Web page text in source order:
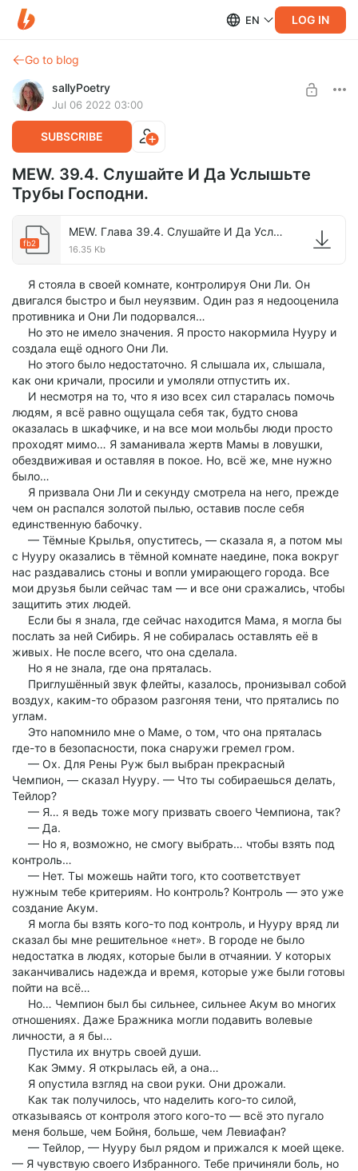
EN LOG IN
Go to blog
sallyPoetry
Jul 06 2022 03:00
SUBSCRIBE
MEW. 39.4. Слушайте И Да Услышьте
Трубы Господни.
fb2
MEW. Глава 39.4. Слушайте И Да Услышьте Трубы Господни..fb2
16.35 Kb
Я стояла в своей комнате, контролируя Они Ли. Он
двигался быстро и был неуязвим. Один раз я недооценила
противника и Они Ли подорвался…
Но это не имело значения. Я просто накормила Нууру и
создала ещё одного Они Ли.
Но этого было недостаточно. Я слышала их, слышала,
как они кричали, просили и умоляли отпустить их.
И несмотря на то, что я изо всех сил старалась помочь
людям, я всё равно ощущала себя так, будто снова
оказалась в шкафчике, и на все мои мольбы люди просто
проходят мимо… Я заманивала жертв Мамы в ловушки,
обездвиживая и оставляя в покое. Но, всё же, мне нужно
было…
Я призвала Они Ли и секунду смотрела на него, прежде
чем он распался золотой пылью, оставив после себя
единственную бабочку.
— Тёмные Крылья, опуститесь, — сказала я, а потом мы
с Нууру оказались в тёмной комнате наедине, пока вокруг
нас раздавались стоны и вопли умирающего города. Все
мои друзья были сейчас там — и все они сражались, чтобы
защитить этих людей.
Если бы я знала, где сейчас находится Мама, я могла бы
послать за ней Сибирь. Я не собиралась оставлять её в
живых. Не после всего, что она сделала.
Но я не знала, где она пряталась.
Приглушённый звук флейты, казалось, пронизывал собой
воздух, каким-то образом разгоняя тени, что прятались по
углам.
Это напомнило мне о Маме, о том, что она пряталась
где-то в безопасности, пока снаружи гремел гром.
— Ох. Для Рены Руж был выбран прекрасный
Чемпион, — сказал Нууру. — Что ты собираешься делать,
Тейлор?
— Я… я ведь тоже могу призвать своего Чемпиона, так?
— Да.
— Но я, возможно, не смогу выбрать… чтобы взять под
контроль…
— Нет. Ты можешь найти того, кто соответствует
нужным тебе критериям. Но контроль? Контроль — это уже
создание Акум.
Я могла бы взять кого-то под контроль, и Нууру вряд ли
сказал бы мне решительное «нет». В городе не было
недостатка в людях, которые были в отчаянии. У которых
заканчивались надежда и время, которые уже были готовы
пойти на всё…
Но… Чемпион был бы сильнее, сильнее Акум во многих
отношениях. Даже Бражника могли подавить волевые
личности, а я бы…
Пустила их внутрь своей души.
Как Эмму. Я открылась ей, а она…
Я опустила взгляд на свои руки. Они дрожали.
Как так получилось, что наделить кого-то силой,
отказываясь от контроля этого кого-то — всё это пугало
меня больше, чем Бойня, больше, чем Левиафан?
— Тейлор, — Нууру был рядом и прижался к моей щеке.
— Я чувствую своего Избранного. Тебе причиняли боль, но